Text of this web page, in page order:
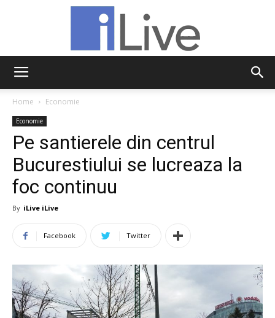
Home Economie
Economie
Pe santierele din centrul
Bucurestiului se lucreaza la
foc continuu
By iLive iLive
Facebook Twitter